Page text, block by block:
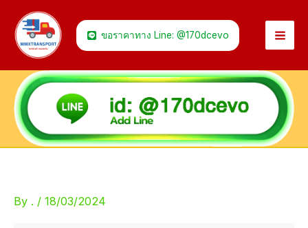
content
ขอราคาทาง Line: @170dcevo
By . / 18/03/2024